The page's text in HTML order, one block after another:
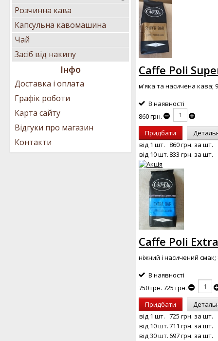
Caffe Poli
м'яка та насичена кава;
В наявності
860 грн.
Придбати
від 1 шт.
860 грн. за шт.
від 10 шт. 833 грн. за шт.
Caffe Poli
ніжний і насичений смак;
В наявності
750 грн. 725 грн.
Придбати
від 1 шт. 725 грн. за шт.
від 10 шт.711 грн. за шт.
від 30 шт.697 грн. за шт.
Розчинна кава
Капсульна кавомашина
Чай
Засіб від накипу
Інфо
Доставка і оплата
Графік роботи
Карта сайту
Відгуки про магазин
Контакти